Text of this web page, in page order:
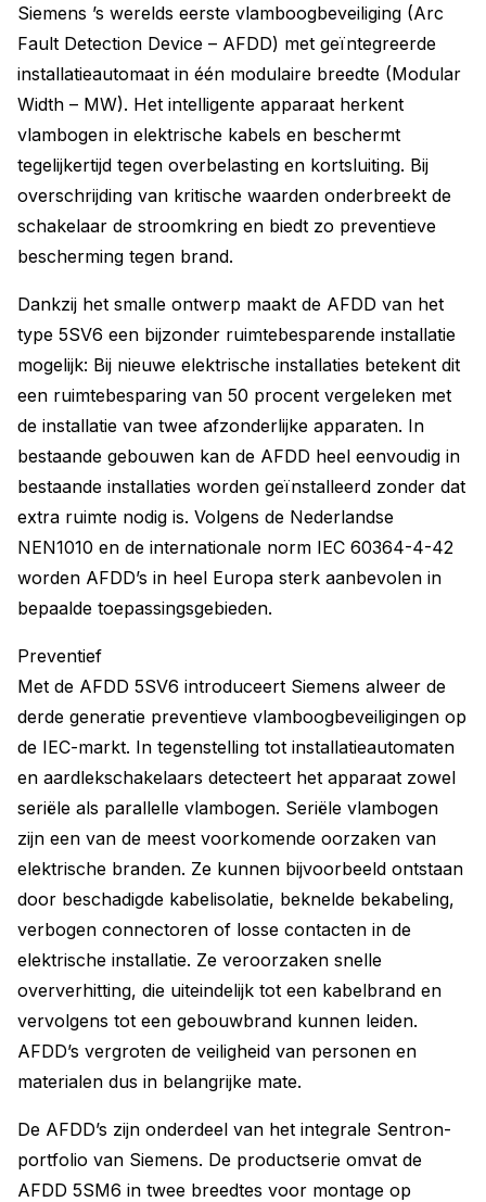
Siemens ’s werelds eerste vlamboogbeveiliging (Arc
Fault Detection Device – AFDD) met geïntegreerde
installatieautomaat in één modulaire breedte (Modular
Width – MW). Het intelligente apparaat herkent
vlambogen in elektrische kabels en beschermt
tegelijkertijd tegen overbelasting en kortsluiting. Bij
overschrijding van kritische waarden onderbreekt de
schakelaar de stroomkring en biedt zo preventieve
bescherming tegen brand.
Dankzij het smalle ontwerp maakt de AFDD van het
type 5SV6 een bijzonder ruimtebesparende installatie
mogelijk: Bij nieuwe elektrische installaties betekent dit
een ruimtebesparing van 50 procent vergeleken met
de installatie van twee afzonderlijke apparaten. In
bestaande gebouwen kan de AFDD heel eenvoudig in
bestaande installaties worden geïnstalleerd zonder dat
extra ruimte nodig is. Volgens de Nederlandse
NEN1010 en de internationale norm IEC 60364-4-42
worden AFDD’s in heel Europa sterk aanbevolen in
bepaalde toepassingsgebieden.
Preventief
Met de AFDD 5SV6 introduceert Siemens alweer de
derde generatie preventieve vlamboogbeveiligingen op
de IEC-markt. In tegenstelling tot installatieautomaten
en aardlekschakelaars detecteert het apparaat zowel
seriële als parallelle vlambogen. Seriële vlambogen
zijn een van de meest voorkomende oorzaken van
elektrische branden. Ze kunnen bijvoorbeeld ontstaan
door beschadigde kabelisolatie, beknelde bekabeling,
verbogen connectoren of losse contacten in de
elektrische installatie. Ze veroorzaken snelle
oververhitting, die uiteindelijk tot een kabelbrand en
vervolgens tot een gebouwbrand kunnen leiden.
AFDD’s vergroten de veiligheid van personen en
materialen dus in belangrijke mate.
De AFDD’s zijn onderdeel van het integrale Sentron-
portfolio van Siemens. De productserie omvat de
AFDD 5SM6 in twee breedtes voor montage op